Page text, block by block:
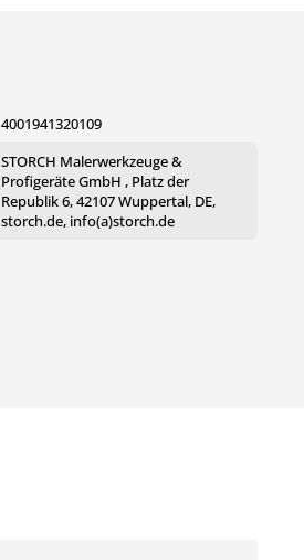
4001941320109
STORCH Malerwerkzeuge &
Profigeräte GmbH , Platz der
Republik 6, 42107 Wuppertal, DE,
storch.de, info(a)storch.de